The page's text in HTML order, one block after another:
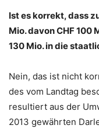
Ist es korrekt, dass
Mio. davon CHF 100
130 Mio. in die
Nein, das ist nicht
des vom Landtag
resultiert aus der
2013 gewährten